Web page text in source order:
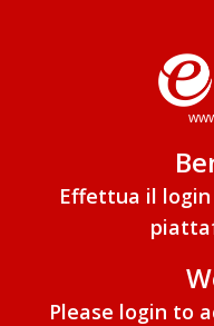
Effettua il
Please login to